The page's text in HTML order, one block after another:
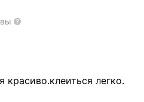
красиво.клеиться легко.